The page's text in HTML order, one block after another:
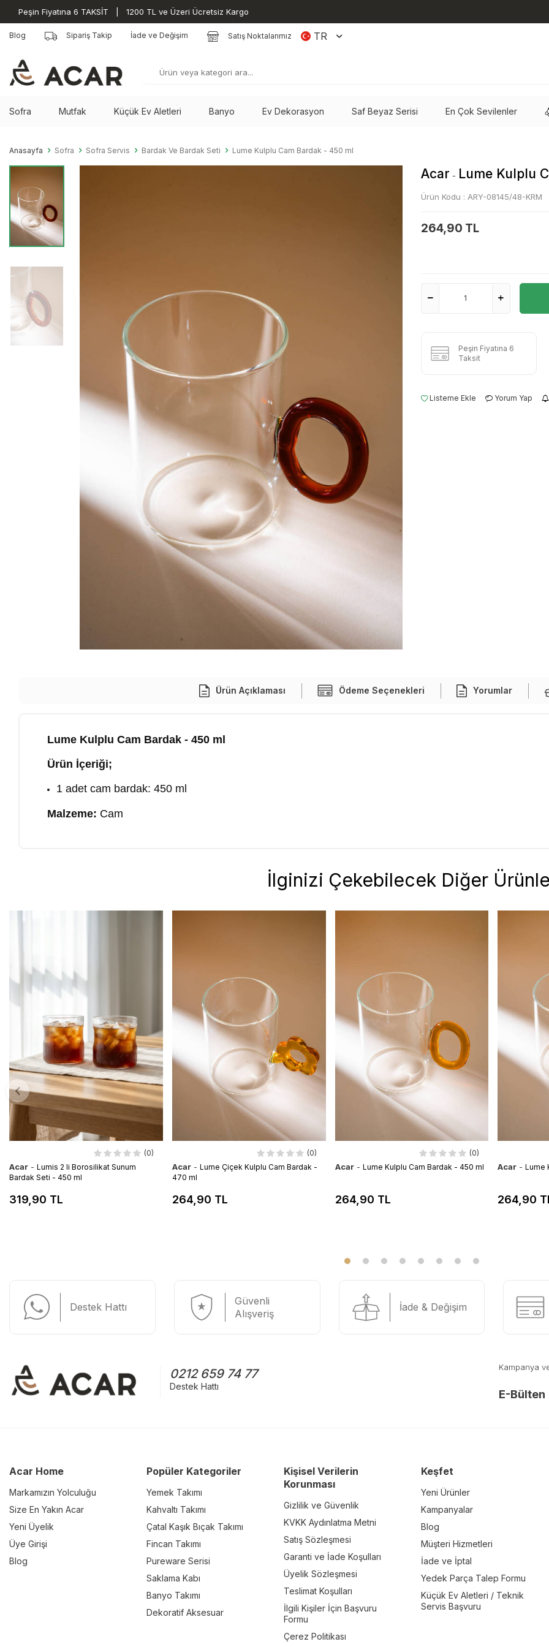
Peşin Fiyatına 6 TAKSİT | 1200 TL ve Üzeri Ücretsiz Kargo
Blog Sipariş Takip İade ve Değişim Satış Noktalarımız TR
Sofra Mutfak Küçük Ev Aletleri Banyo Ev Dekorasyon Saf Beyaz Serisi En Çok Sevilenler
Anasayfa Sofra Sofra Servis Bardak Ve Bardak Seti Lume Kulplu Cam Bardak - 450 ml
Acar - Lume Kulplu
Ürün Kodu : ARY-08145/48-KRM
264,90 TL
Peşin Fiyatına 6
Taksit
Listeme Ekle Yorum Yap
Ürün Açıklaması Ödeme Seçenekleri Yorumlar
Lume Kulplu Cam Bardak - 450 ml
Ürün İçeriği;
1 adet cam bardak: 450 ml
Malzeme: Cam
İlginizi Çekebilecek Diğer
(0)
Acar - Lumis 2 li Borosilikat Sunum
Bardak Seti - 450 ml
319,90 TL
(0)
Acar - Lume Çiçek Kulplu Cam Bardak -
470 ml
264,90 TL
(0)
Acar - Lume Kulplu Cam Bardak - 450 ml
264,90 TL
Acar - Lume
264,90
Destek Hattı
Güvenli
Alışveriş
İade & Değişim
0212 659 74 77
Destek Hattı
Kampanya
E-Bülten
Acar Home
Markamızın Yolculuğu
Size En Yakın Acar
Yeni Üyelik
Üye Girişi
Blog
Popüler Kategoriler
Yemek Takımı
Kahvaltı Takımı
Çatal Kaşık Bıçak Takımı
Fincan Takımı
Pureware Serisi
Saklama Kabı
Banyo Takımı
Dekoratif Aksesuar
Kişisel Verilerin
Korunması
Gizlilik ve Güvenlik
KVKK Aydınlatma Metni
Satış Sözleşmesi
Garanti ve İade Koşulları
Üyelik Sözleşmesi
Teslimat Koşulları
İlgili Kişiler İçin Başvuru
Formu
Çerez Politikası
Keşfet
Yeni Ürünler
Kampanyalar
Blog
Müşteri Hizmetleri
İade ve İptal
Yedek Parça Talep Formu
Küçük Ev Aletleri / Teknik
Servis Başvuru